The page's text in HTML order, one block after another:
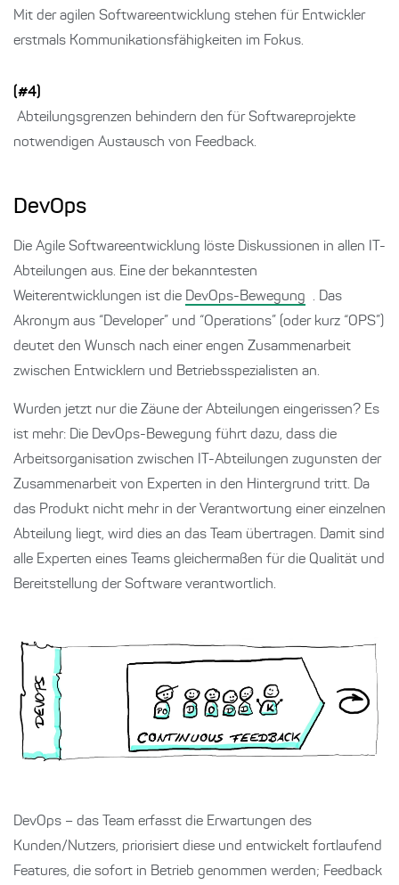
Mit der agilen Softwareentwicklung stehen für Entwickler
erstmals Kommunikationsfähigkeiten im Fokus.
(#4)
Abteilungsgrenzen behindern den für Softwareprojekte
notwendigen Austausch von Feedback.
DevOps
Die Agile Softwareentwicklung löste Diskussionen in allen IT-
Abteilungen aus. Eine der bekanntesten
Weiterentwicklungen ist die DevOps-Bewegung
. Das
Akronym aus “Developer” und “Operations” (oder kurz “OPS”)
deutet den Wunsch nach einer engen Zusammenarbeit
zwischen Entwicklern und Betriebsspezialisten an.
Wurden jetzt nur die Zäune der Abteilungen eingerissen? Es
ist mehr: Die DevOps-Bewegung führt dazu, dass die
Arbeitsorganisation zwischen IT-Abteilungen zugunsten der
Zusammenarbeit von Experten in den Hintergrund tritt. Da
das Produkt nicht mehr in der Verantwortung einer einzelnen
Abteilung liegt, wird dies an das Team übertragen. Damit sind
alle Experten eines Teams gleichermaßen für die Qualität und
Bereitstellung der Software verantwortlich.
DevOps – das Team erfasst die Erwartungen des
Kunden/Nutzers, priorisiert diese und entwickelt fortlaufend
Features, die sofort in Betrieb genommen werden; Feedback